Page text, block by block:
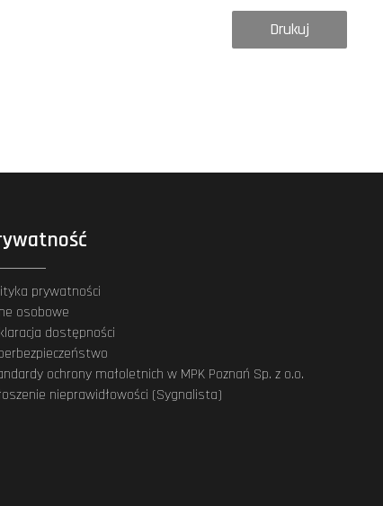
Drukuj
prywatności
osobowe
dostępności
ochrony małoletnich w MPK Poznań Sp. z o.o.
nieprawidłowości (Sygnalista)